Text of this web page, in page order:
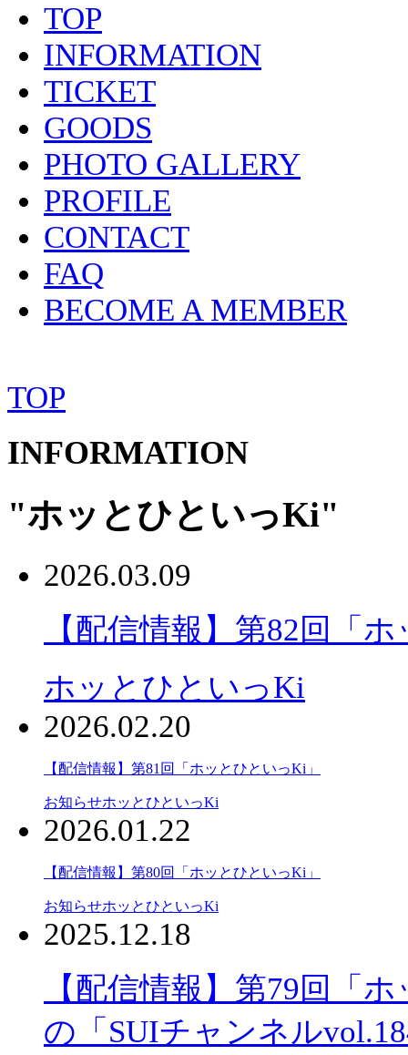
TOP
INFORMATION
TICKET
GOODS
PHOTO GALLERY
PROFILE
CONTACT
FAQ
BECOME A MEMBER
TOP
INFORMATION
"ホッとひといっKi"
2026.03.09
【配信情報】第82回「
ホッとひといっKi
2026.02.20
【配信情報】第81回「ホッとひといっKi」
お知らせホッとひといっKi
2026.01.22
【配信情報】第80回「ホッとひといっKi」
お知らせホッとひといっKi
2025.12.18
【配信情報】第79回「
の「SUIチャンネル